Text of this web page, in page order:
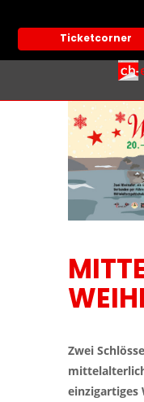
Ticketcorner
Zwei
einzigartiges